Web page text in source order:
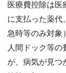
医療費控除は
に支払った薬代
急時等のみ対象
人間ドック等の
が、病気が見つ